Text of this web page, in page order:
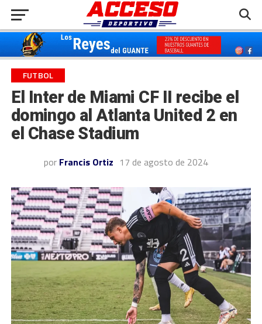
FUTBOL
El Inter de Miami CF II recibe el
domingo al Atlanta United 2 en
el Chase Stadium
por Francis Ortiz 17 de agosto de 2024